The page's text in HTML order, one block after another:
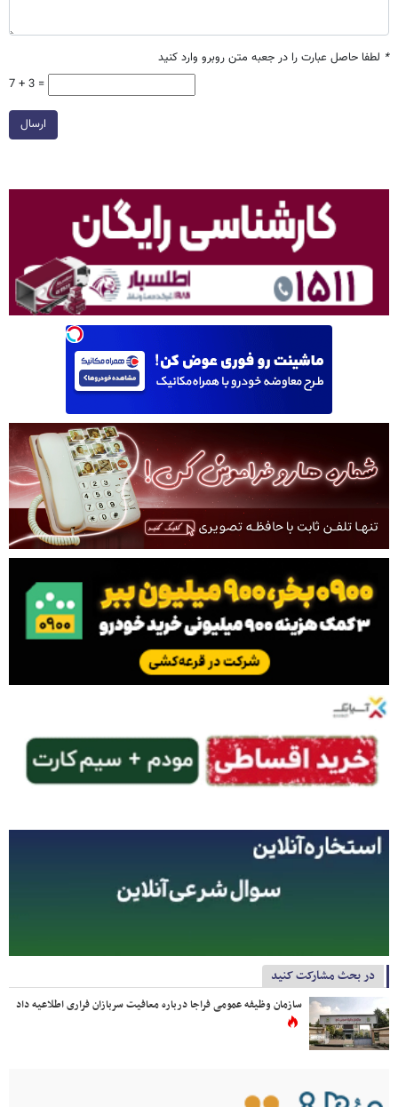
* لطفا حاصل عبارت را در جعبه متن روبرو وارد کنید
7 + 3 =
ارسال
در بحث مشارکت کنید
سازمان وظیفه عمومی فراجا درباره معافیت سربازان فراری اطلاعیه داد